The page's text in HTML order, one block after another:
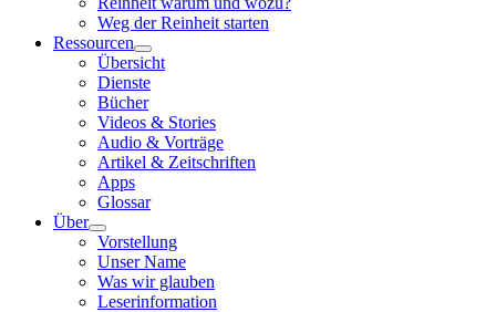
Weg der Reinheit starten
Ressourcen
Übersicht
Dienste
Bücher
Videos & Stories
Audio & Vorträge
Artikel & Zeitschriften
Apps
Glossar
Über
Vorstellung
Unser Name
Was wir glauben
Leser­infor­mation